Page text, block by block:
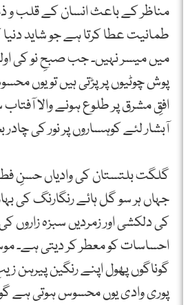
مناظر کے باعث انسان کے قلب و
طمانیت عطا کرتا ہے جو شاید
میں میسر نہیں۔ جب صبحِ نو کی
پوش چوٹیوں پر پڑتی ہیں تو یوں
افقِ مشرق پر طلوع ہونے والا
آبشار لئے کوہساروں پر نور کی چادر
گلگت بلتستان کی وادیاں حسنِ
جہاں ہر سو گل ہائے رنگارنگ کی
کی دلکشی اور زمردیں سبزہ زاروں
احساسات کو معطر کر دیتی ہے۔
گوناگوں پھول اپنے رنگین پیرہن
پوری وادی یوں محسوس ہوتی ہے